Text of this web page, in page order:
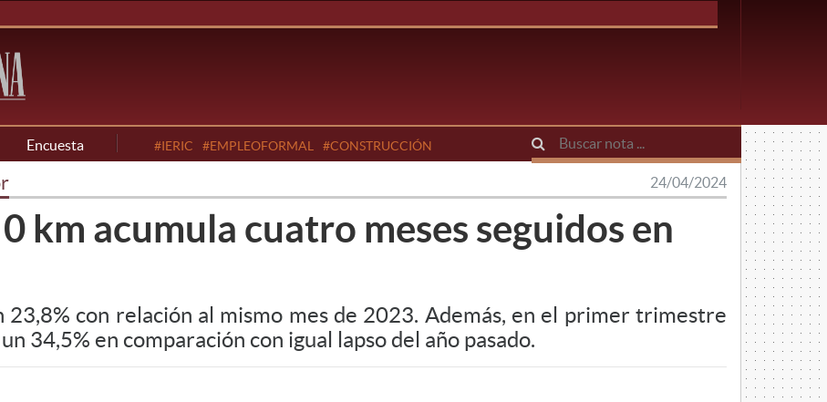
Encuesta #IERIC #EMPLEOFORMAL #CONSTRUCCIÓN
24/04/2024
km acumula cuatro meses seguidos en
23,8% con relación al mismo mes de 2023. Además, en el primer trimestre
34,5% en comparación con igual lapso del año pasado.